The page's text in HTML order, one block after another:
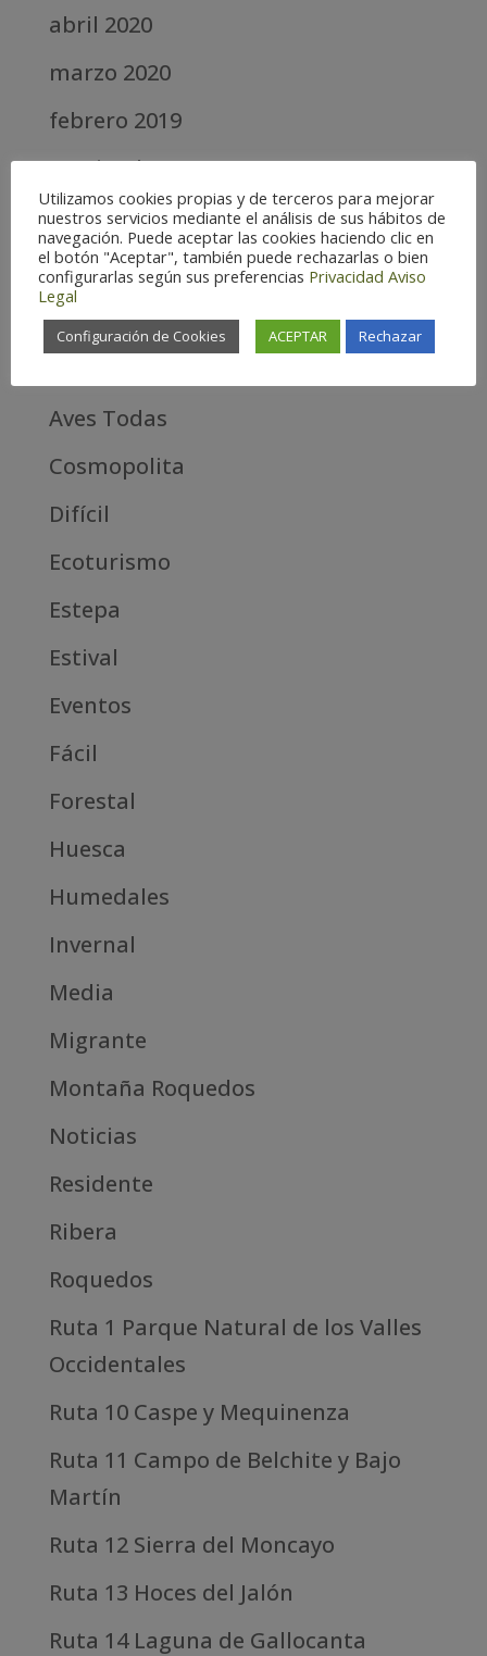
abril 2020
marzo 2020
febrero 2019
septiembre 2018
Categories
Alta
Alta Montaña
Aves Todas
Cosmopolita
Difícil
Ecoturismo
Estepa
Estival
Eventos
Fácil
Forestal
Huesca
Humedales
Invernal
Media
Migrante
Montaña Roquedos
Noticias
Residente
Ribera
Roquedos
Ruta 1 Parque Natural de los Valles
Occidentales
Ruta 10 Caspe y Mequinenza
Ruta 11 Campo de Belchite y Bajo
Martín
Ruta 12 Sierra del Moncayo
Ruta 13 Hoces del Jalón
Ruta 14 Laguna de Gallocanta
Utilizamos cookies propias y de terceros para mejorar
nuestros servicios mediante el análisis de sus hábitos de
navegación. Puede aceptar las cookies haciendo clic en
el botón "Aceptar", también puede rechazarlas o bien
configurarlas según sus preferencias Privacidad Aviso
Legal
Configuración de Cookies ACEPTAR Rechazar